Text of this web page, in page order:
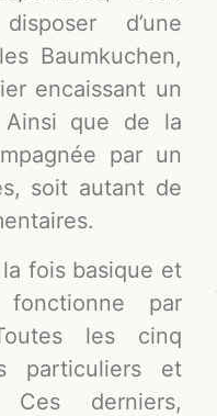
d’une
Baumkuchen,
encaissant un
Ainsi que de la
par un
soit autant de
fois basique et
par
les cinq
particuliers et
Ces derniers,